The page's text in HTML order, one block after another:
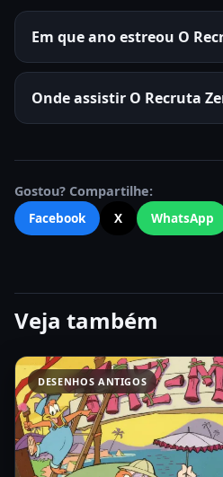
Em que ano estreou O
Onde assistir O Recruta
Gostou? Compartilhe:
Facebook
X WhatsApp
Veja também
DESENHOS ANTIGOS